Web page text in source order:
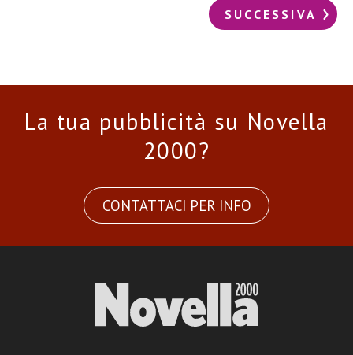
SUCCESSIVA
La tua pubblicità su Novella
2000?
CONTATTACI PER INFO